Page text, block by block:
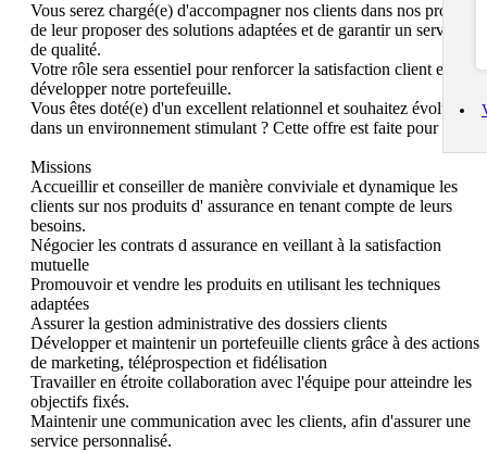
Vous serez chargé(e) d'accompagner nos clients dans nos projets,
de leur proposer des solutions adaptées et de garantir un service
de qualité.
Votre rôle sera essentiel pour renforcer la satisfaction client et
développer notre portefeuille.
Vous êtes doté(e) d'un excellent relationnel et souhaitez évoluer
dans un environnement stimulant ? Cette offre est faite pour vous
Missions
Accueillir et conseiller de manière conviviale et dynamique les
clients sur nos produits d' assurance en tenant compte de leurs
besoins.
Négocier les contrats d assurance en veillant à la satisfaction
mutuelle
Promouvoir et vendre les produits en utilisant les techniques
adaptées
Assurer la gestion administrative des dossiers clients
Développer et maintenir un portefeuille clients grâce à des actions
de marketing, téléprospection et fidélisation
Travailler en étroite collaboration avec l'équipe pour atteindre les
objectifs fixés.
Maintenir une communication avec les clients, afin d'assurer une
service personnalisé.